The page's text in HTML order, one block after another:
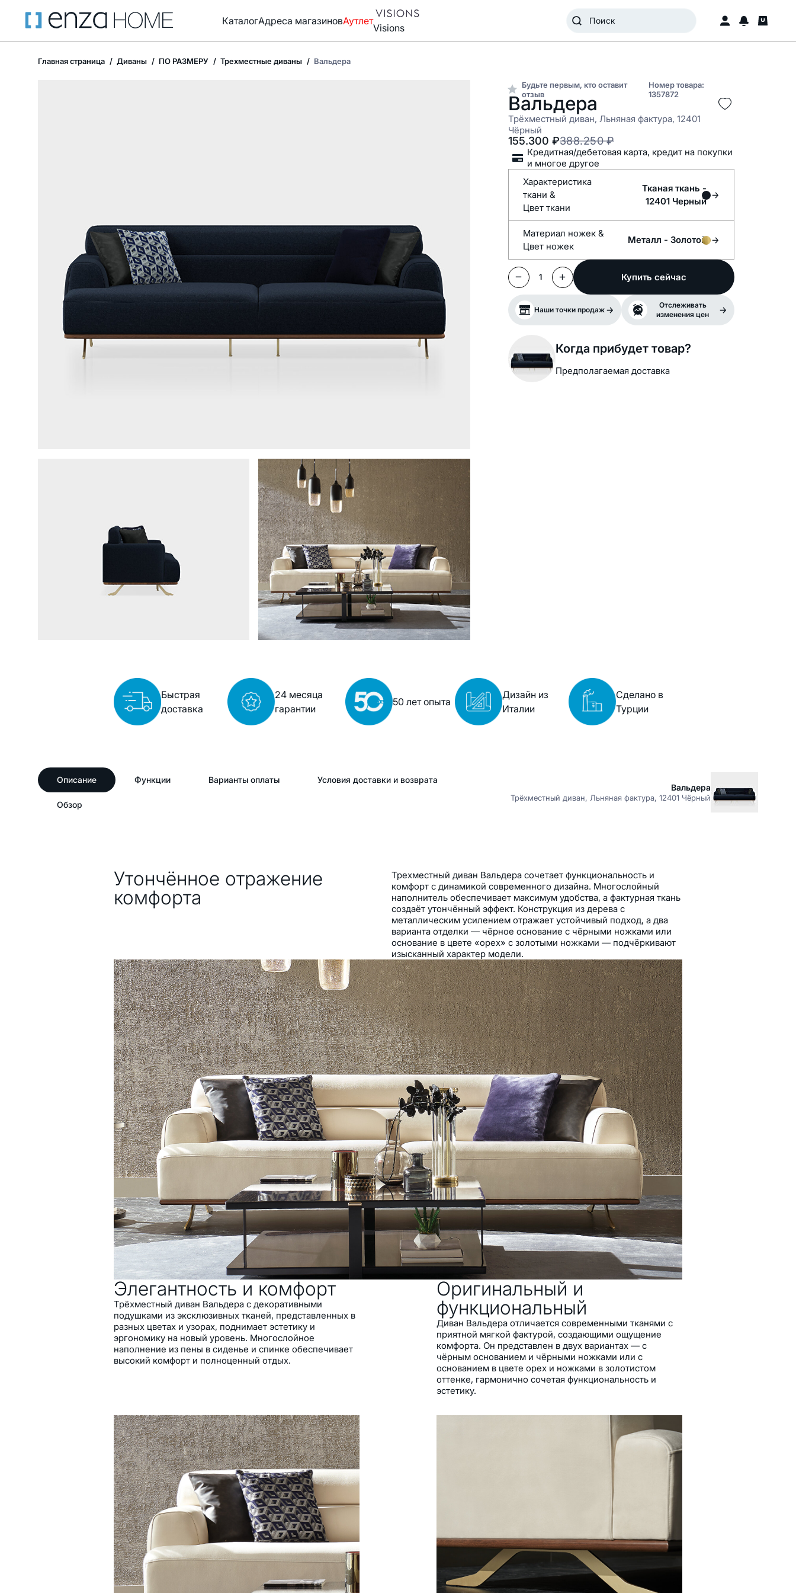
КаталогАдреса магазиновАутлет
Visions
Главная страница Диваны ПО РАЗМЕРУ Трехместные диваны Вальдера
Будьте первым, кто оставит
отзыв
Номер товара:
1357872
Вальдера
Трёхместный диван, Льняная фактура, 12401
Чёрный
388.250 ₽
155.300 ₽
Кредитная/дебетовая карта, кредит на покупки
и многое другое
Характеристика
ткани &
Цвет ткани
Тканая ткань -
12401 Черный
Материал ножек &
Цвет ножек
Металл - Золотой
1 Купить сейчас
Наши точки продаж
Отслеживать
изменения цен
Когда прибудет товар?
Предполагаемая доставка
Быстрая
доставка
24 месяца
гарантии
50 лет опыта
Дизайн из
Италии
Сделано в
Турции
Описание Функции Варианты оплаты Условия доставки и возврата
Обзор
Вальдера
Трёхместный диван, Льняная фактура, 12401 Чёрный
Утончённое отражение
комфорта
Трехместный диван Вальдера сочетает функциональность и
комфорт с динамикой современного дизайна. Многослойный
наполнитель обеспечивает максимум удобства, а фактурная ткань
создаёт утончённый эффект. Конструкция из дерева с
металлическим усилением отражает устойчивый подход, а два
варианта отделки — чёрное основание с чёрными ножками или
основание в цвете «орех» с золотыми ножками — подчёркивают
изысканный характер модели.
Характеристики
Современный дизайн и динамичные детали
Максимальный комфорт и высокая удобность
Современная концепция декора
Гибридная технология сиденья (многослойная
система из разных типов поролона)
Роскошный внешний вид с тканью под
искусственную замшу и альтернативой с льняной
текстурой
Деревянная конструкция с металлическим
усилением
Высокие ножки для удобства уборки
Два варианта основания и ножек: чёрное
основание / чёрные ножки и ореховое
основание / золотые ножки
Элегантность и комфорт
Трёхместный диван Вальдера с декоративными
подушками из эксклюзивных тканей, представленных в
разных цветах и узорах, поднимает эстетику и
эргономику на новый уровень. Многослойное
наполнение из пены в сиденье и спинке обеспечивает
высокий комфорт и полноценный отдых.
Оригинальный и
функциональный
Диван Вальдера отличается современными тканями с
приятной мягкой фактурой, создающими ощущение
комфорта. Он представлен в двух вариантах — с
чёрным основанием и чёрными ножками или с
основанием в цвете орех и ножками в золотистом
оттенке, гармонично сочетая функциональность и
эстетику.